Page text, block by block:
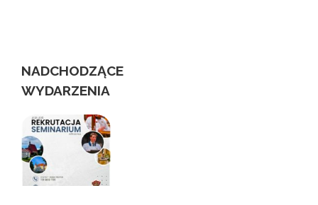
NADCHODZĄCE
WYDARZENIA